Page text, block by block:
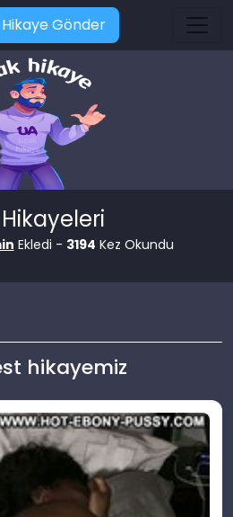
Hikaye Gönder
Ekledi - 3194 Kez Okundu
hikayemiz